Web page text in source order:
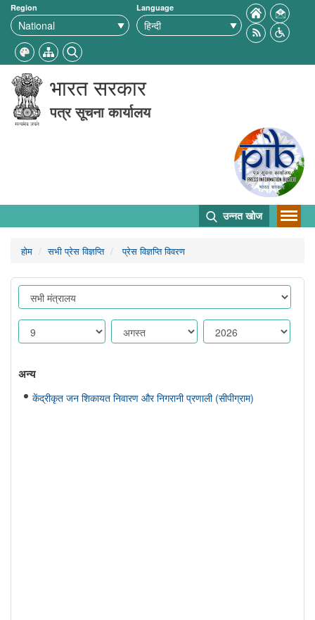
Region Language
भारत सरकार
पत्र सूचना कार्यालय
उन्नत खोज
होम सभी प्रेस विज्ञप्ति प्रेस विज्ञप्ति विवरण
अन्य
केंद्रीकृत जन शिकायत निवारण और निगरानी प्रणाली (सीपीग्राम)